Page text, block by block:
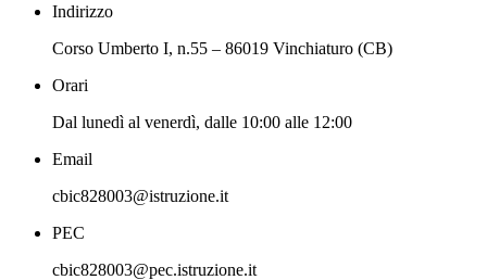
Indirizzo
Corso Umberto I, n.55 – 86019 Vinchiaturo (CB)
Orari
Dal lunedì al venerdì, dalle 10:00 alle 12:00
Email
cbic828003@istruzione.it
PEC
cbic828003@pec.istruzione.it